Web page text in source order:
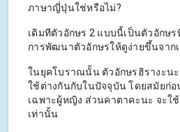
ภาษาญี่ปุ่นใช่หรือไม่?
เดิมทีตัวอักษร 2 แบบนี้เป็นตัวอักษ
การพัฒนาตัวอักษรให้ดูง่ายขึ้นจาก
ในยุคโบราณนั้น ตัวอักษรฮิรางะน
ใช้ต่างกันกับในปัจจุบัน โดยสมัยก่อ
เฉพาะผู้หญิง ส่วนคาตาคะนะ จะใ
เท่านั้น